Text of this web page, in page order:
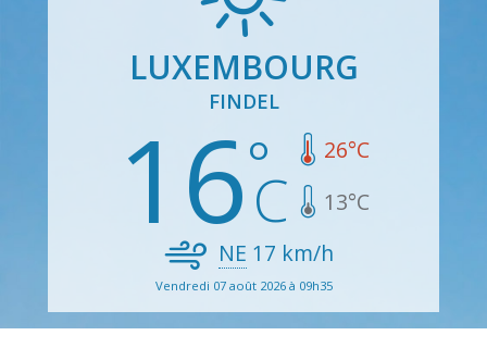
LUXEMBOURG
FINDEL
16 26°C
13°C
NE 17 km/h
Vendredi 07 août 2026 à 09h35